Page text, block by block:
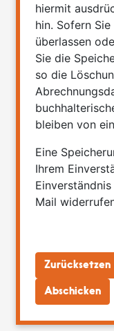
hiermit
hin. Sofern
überlassen
Sie die
so die
bleiben von
Eine
Ihrem
Mail